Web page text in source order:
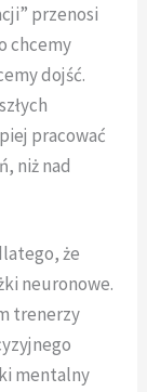
przenosi
chcemy
dojść.
pracować
niż nad
że
neuronowe.
trenerzy
mentalny